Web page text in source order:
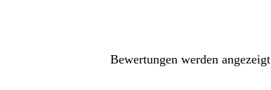
Bewertungen werden angezeigt